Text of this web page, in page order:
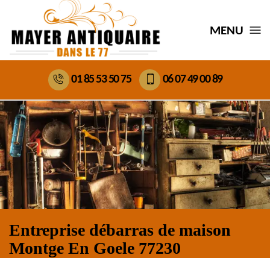
MENU
01 85 53 50 75 06 07 49 00 89
Entreprise débarras de maison
Montge En Goele 77230